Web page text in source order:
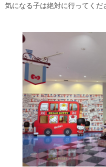
気になる子は絶対に行ってくだ